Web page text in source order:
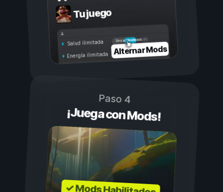
Tu juego
Activado
Desactivado
Salud ilimitada
Energía ilimitada Alternar Mods
Paso 4
¡Juega con Mods!